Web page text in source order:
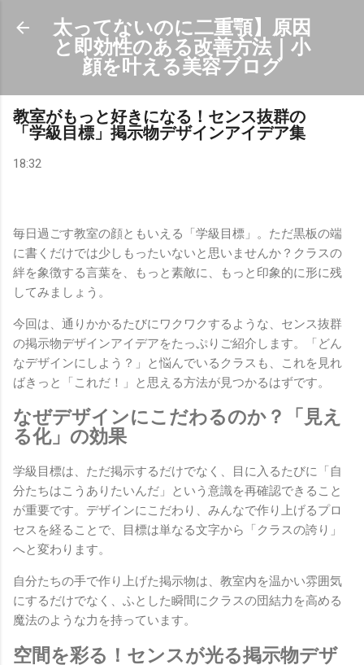
スキップしてメイン コンテンツに移動
太ってないのに二重顎】原因
と即効性のある改善方法｜小
顔を叶える美容ブログ
教室がもっと好きになる！センス抜群の
「学級目標」掲示物デザインアイデア集
18:32
毎日過ごす教室の顔ともいえる「学級目標」。ただ黒板の端
に書くだけでは少しもったいないと思いませんか？クラスの
絆を象徴する言葉を、もっと素敵に、もっと印象的に形に残
してみましょう。
今回は、通りかかるたびにワクワクするような、センス抜群
の掲示物デザインアイデアをたっぷりご紹介します。「どん
なデザインにしよう？」と悩んでいるクラスも、これを見れ
ばきっと「これだ！」と思える方法が見つかるはずです。
なぜデザインにこだわるのか？「見え
る化」の効果
学級目標は、ただ掲示するだけでなく、目に入るたびに「自
分たちはこうありたいんだ」という意識を再確認できること
が重要です。デザインにこだわり、みんなで作り上げるプロ
セスを経ることで、目標は単なる文字から「クラスの誇り」
へと変わります。
自分たちの手で作り上げた掲示物は、教室内を温かい雰囲気
にするだけでなく、ふとした瞬間にクラスの団結力を高める
魔法のような力を持っています。
空間を彩る！センスが光る掲示物デザ